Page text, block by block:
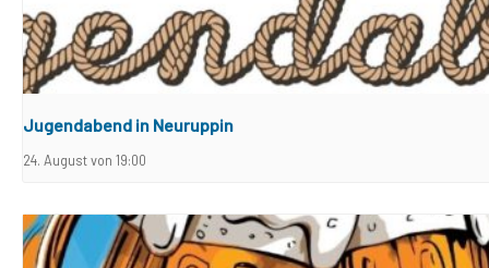
Jugendabend in Neuruppin
24. August von 19:00